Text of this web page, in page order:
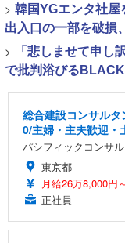
> 韓国YGエンタ社屋
出入口の一部を破損
>
「悲しませて申し
で批判浴びる
総合建設コンサル
0/主婦・主夫歓迎・
パシフィックコンサ
東京都
月給26万8,000円
正社員